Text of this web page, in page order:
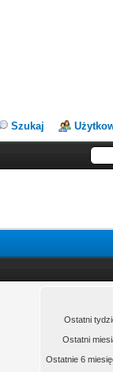
Szukaj
Ostatni
Ostatni
Ostatnie 6